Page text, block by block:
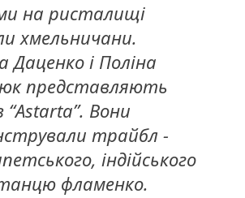
на ристалищі
хмельничани.
Даценко і Поліна
представляють
Вони
трайбл -
індійського
фламенко.